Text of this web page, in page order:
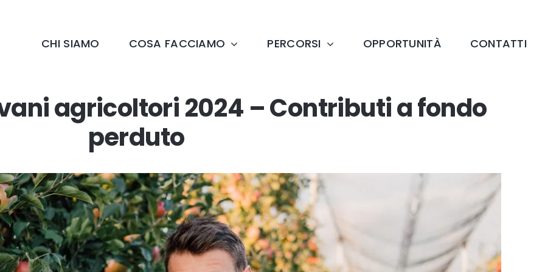
CHI SIAMO COSA FACCIAMO PERCORSI OPPORTUNITÀ CONTATTI
agricoltori 2024 – Contributi a fondo
perduto